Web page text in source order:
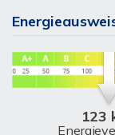
123